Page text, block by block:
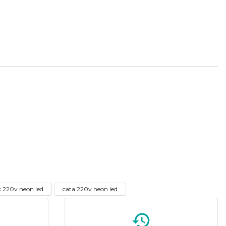
125,57 ₺
220v neon led cata 220v neon led